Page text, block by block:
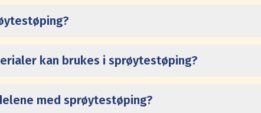
kan brukes i sprøytestøping?
med sprøytestøping?